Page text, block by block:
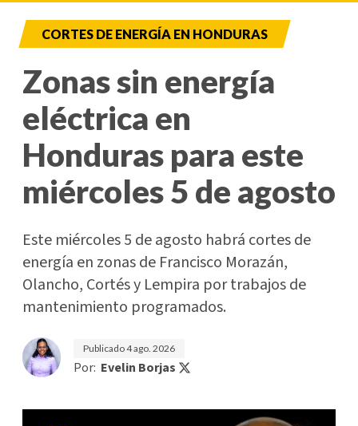
CORTES DE ENERGÍA EN HONDURAS
Zonas sin energía
eléctrica en
Honduras para este
miércoles 5 de agosto
Este miércoles 5 de agosto habrá cortes de
energía en zonas de Francisco Morazán,
Olancho, Cortés y Lempira por trabajos de
mantenimiento programados.
Publicado4 ago. 2026
Por: Evelin Borjas